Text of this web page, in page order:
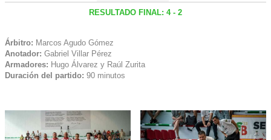
RESULTADO FINAL: 4 - 2
Árbitro: Marcos Agudo Gómez
Anotador: Gabriel Villar Pérez
Armadores: Hugo Álvarez y Raúl Zurita
Duración del partido: 90 minutos